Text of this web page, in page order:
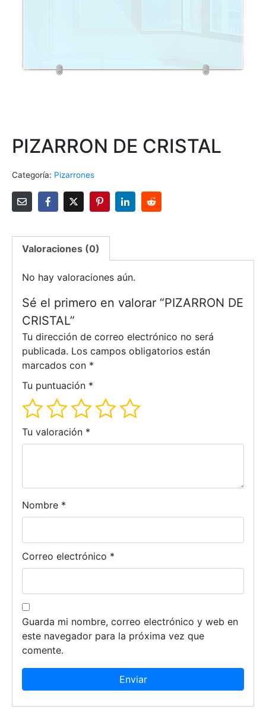
PIZARRON DE CRISTAL
Categoría: Pizarrones
Valoraciones (0)
No hay valoraciones aún.
Sé el primero en valorar “PIZARRON DE
CRISTAL”
Tu dirección de correo electrónico no será
publicada. Los campos obligatorios están
marcados con *
Tu puntuación *
Tu valoración *
Nombre *
Correo electrónico *
Guarda mi nombre, correo electrónico y web en
este navegador para la próxima vez que
comente.